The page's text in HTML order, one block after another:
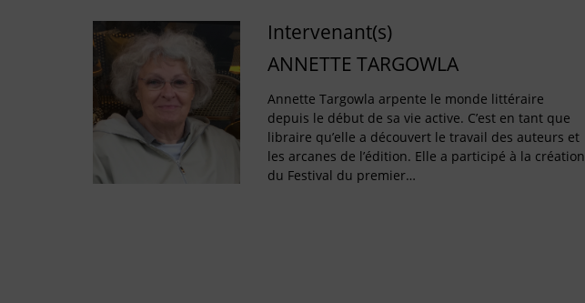
Intervenant(s)
ANNETTE TARGOWLA
Annette Targowla arpente le monde littéraire
depuis le début de sa vie active. C’est en tant que
libraire qu’elle a découvert le travail des auteurs et
les arcanes de l’édition. Elle a participé à la création
du Festival du premier…